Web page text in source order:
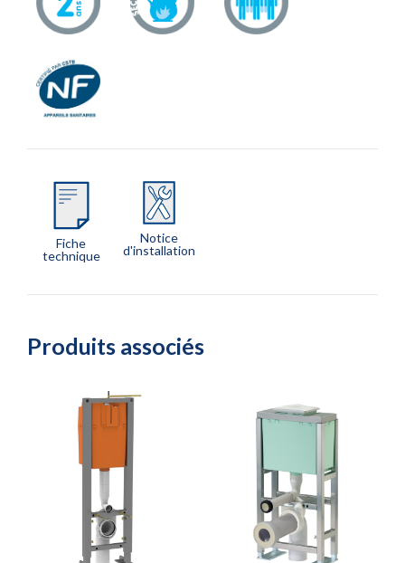
Fiche
technique
Notice
d'installation
Produits associés